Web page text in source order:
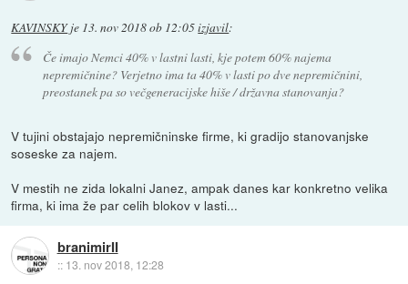
KAVINSKYje 13. nov 2018 ob 12:05izjavil:
Če imajo Nemci 40% v lastni lasti, kje potem 60% najema
nepremičnine? Verjetno ima ta 40% v lasti po dve nepremičnini,
preostanek pa so večgeneracijske hiše / državna stanovanja?
V tujini obstajajo nepremičninske firme, ki gradijo stanovanjske
soseske za najem.
V mestih ne zida lokalni Janez, ampak danes kar konkretno velika
firma, ki ima že par celih blokov v lasti...
branimirII
:: 13. nov 2018, 12:28